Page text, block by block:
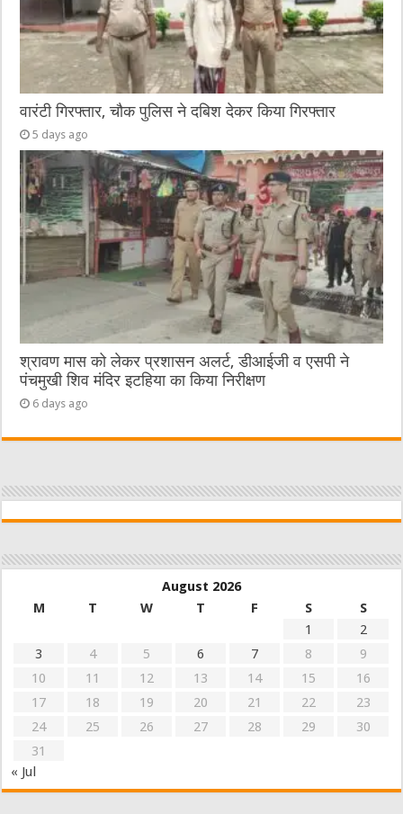
वारंटी गिरफ्तार, चौक पुलिस ने दबिश देकर किया गिरफ्तार
5 days ago
श्रावण मास को लेकर प्रशासन अलर्ट, डीआईजी व एसपी ने
पंचमुखी शिव मंदिर इटहिया का किया निरीक्षण
6 days ago
August 2026
M
T W T F S
S
1
2
3
4 5 6 7 8
9
10
11 12 13 14 15
16
17
18 19 20 21 22
23
24
25 26 27 28 29
30
31
« Jul